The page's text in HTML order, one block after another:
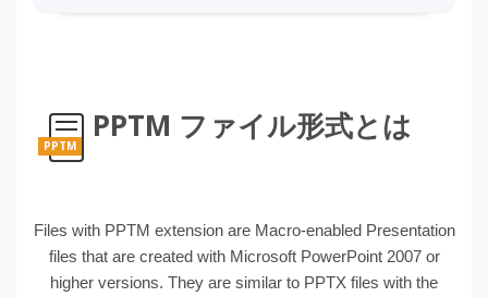
PPTM
PPTM ファイル形式とは
Files with PPTM extension are Macro-enabled Presentation
files that are created with Microsoft PowerPoint 2007 or
higher versions. They are similar to PPTX files with the